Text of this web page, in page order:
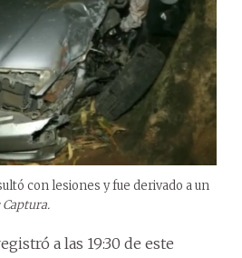
con lesiones y fue derivado a un
Captura.
a las 19:30 de este